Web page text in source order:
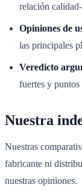
relación
Opiniones de
las principales
Veredicto
fuertes y puntos
Nuestra
Nuestras
fabricante ni
nuestras opiniones.